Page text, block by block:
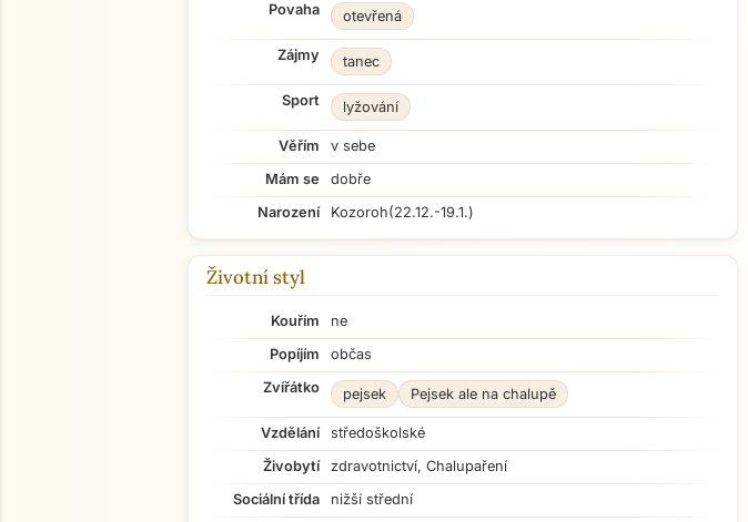
Povaha otevřená
Zájmy tanec
Sport lyžování
Věřím
v sebe
Mám se
dobře
Narození
Kozoroh(22.12.-19.1.)
Životní styl
Kouřím
ne
Popíjím
občas
Zvířátko
pejsek Pejsek ale na chalupě
Vzdělání
středoškolské
Živobytí
zdravotnictví, Chalupaření
Sociální třída
nižší střední